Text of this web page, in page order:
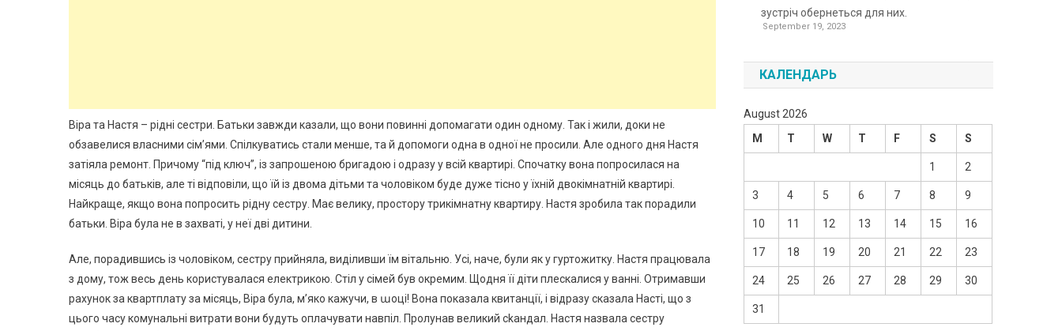
Віра та Настя – рідні сестри. Батьки завжди казали, що вони повинні допомагати один одному. Так і жили, доки не
обзавелися власними сім’ями. Спілкуватись стали менше, та й допомоги одна в одної не просили. Але одного дня Настя
затіяла ремонт. Причому “під ключ”, із запрошеною бригадою і одразу у всій квартирі. Спочатку вона попросилася на
місяць до батьків, але ті відповіли, що їй із двома дітьми та чоловіком буде дуже тісно у їхній двокімнатній квартирі.
Найкраще, якщо вона попросить рідну сестру. Має велику, простору трикімнатну квартиру. Настя зробила так порадили
батьки. Віра була не в захваті, у неї дві дитини.
Але, порадившись із чоловіком, сестру прийняла, виділивши їм вітальню. Усі, наче, були як у гуртожитку. Настя працювала
з дому, тож весь день користувалася електрикою. Стіл у сімей був окремим. Щодня її діти плескалися у ванні. Отримавши
рахунок за квартплату за місяць, Віра була, м’яко кажучи, в աоці! Вона показала квитанції, і відразу сказала Насті, що з
цього часу комунальні витрати вони будуть оплачувати навпіл. Пролунав великий сkандал. Настя назвала сестру
зустріч обернеться для них.
September 19, 2023
КАЛЕНДАРЬ
August 2026
M
T W T F S S
1 2
3 4 5 6 7 8 9
10 11 12 13 14 15 16
17 18 19 20 21 22 23
24 25 26 27 28 29 30
31